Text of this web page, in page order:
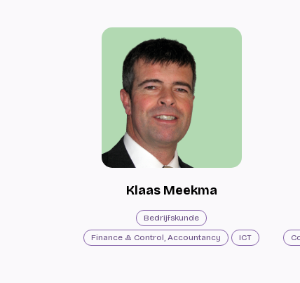
Klaas Meekma
Bedrijfskunde
Finance & Control, Accountancy
ICT